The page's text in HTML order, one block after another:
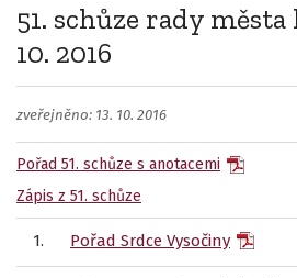
51. schůze rady města
10. 2016
zveřejněno: 13. 10. 2016
Pořad 51. schůze s anotacemi
Zápis z 51. schůze
1. Pořad Srdce Vysočiny